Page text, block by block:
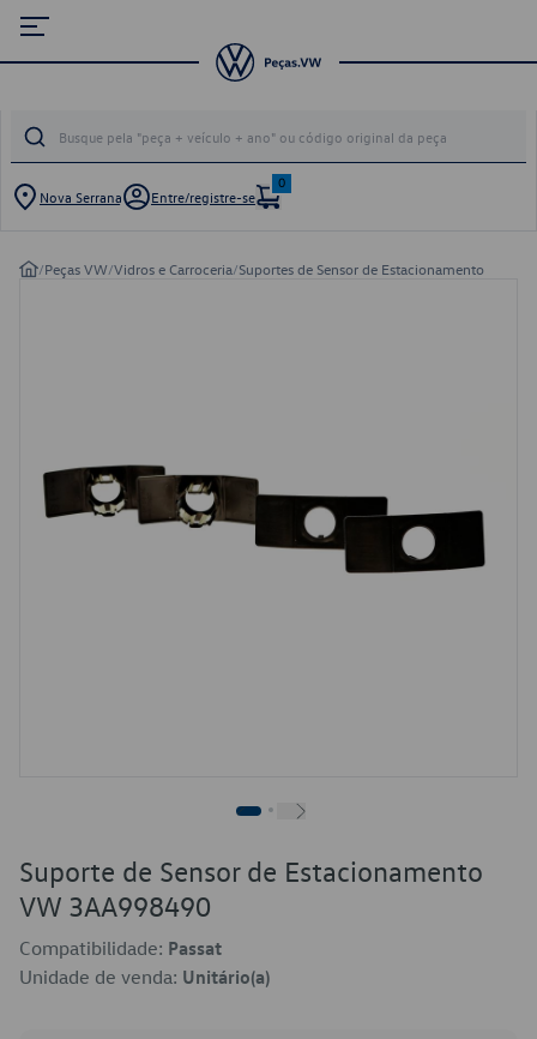
Nova Serrana Entre/registre-se
0
/Peças VW/Vidros e Carroceria/Suportes de Sensor de Estacionamento
Suporte de Sensor de Estacionamento
VW 3AA998490
Compatibilidade: Passat
Unidade de venda: Unitário(a)